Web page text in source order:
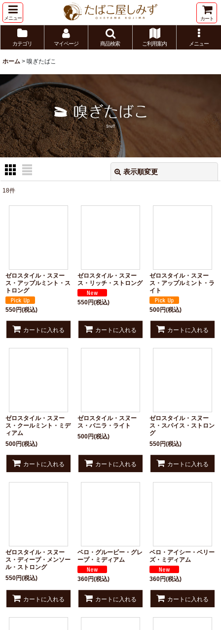
メニュー カート
カテゴリ マイページ 商品検索 ご利用案内 メニュー
ホーム > 嗅ぎたばこ
表示順変更
絞り込む
18件
ゼロスタイル・スヌー
ス・アップルミント・ス
トロング
550円(税込)
カートに入れる
ゼロスタイル・スヌー
ス・リッチ・ストロング
550円(税込)
カートに入れる
ゼロスタイル・スヌー
ス・アップルミント・ラ
イト
500円(税込)
カートに入れる
ゼロスタイル・スヌー
ス・クールミント・ミデ
ィアム
500円(税込)
カートに入れる
ゼロスタイル・スヌー
ス・バニラ・ライト
500円(税込)
カートに入れる
ゼロスタイル・スヌー
ス・スパイス・ストロン
グ
550円(税込)
カートに入れる
ゼロスタイル・スヌー
ス・ディープ・メンソー
ル・ストロング
550円(税込)
カートに入れる
ベロ・グルービー・グレ
ープ・ミディアム
360円(税込)
カートに入れる
ベロ・アイシー・ベリー
ズ・ミディアム
360円(税込)
カートに入れる